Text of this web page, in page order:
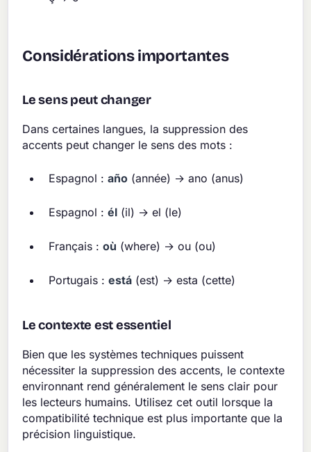
Considérations importantes
Le sens peut changer
Dans certaines langues, la suppression des
accents peut changer le sens des mots :
Espagnol :año (année) → ano (anus)
Espagnol :él (il) → el (le)
Français :où (where) → ou (ou)
Portugais :está (est) → esta (cette)
Le contexte est essentiel
Bien que les systèmes techniques puissent
nécessiter la suppression des accents, le contexte
environnant rend généralement le sens clair pour
les lecteurs humains. Utilisez cet outil lorsque la
compatibilité technique est plus importante que la
précision linguistique.